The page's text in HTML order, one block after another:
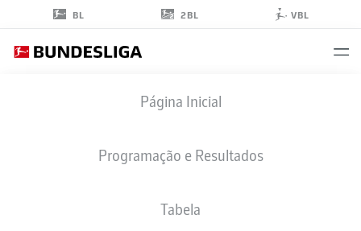
BL 2BL VBL
Página Inicial
Programação e Resultados
Tabela